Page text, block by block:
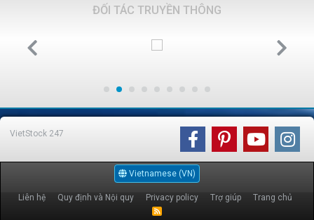
ĐỐI TÁC TRUYỀN THÔNG
VietStock 247
Vietnamese (VN)
Liên hệ Quy định và Nội quy Privacy policy Trợ giúp Trang chủ
R